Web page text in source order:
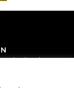
a la tienda